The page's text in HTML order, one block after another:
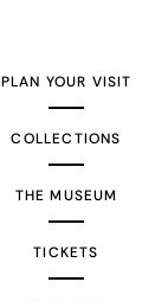
PLAN YOUR VISIT
COLLECTIONS
THE MUSEUM
TICKETS